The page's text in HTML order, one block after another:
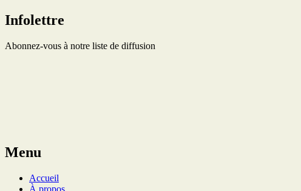
Infolettre
Abonnez-vous à notre liste de diffusion
Menu
Accueil
À propos